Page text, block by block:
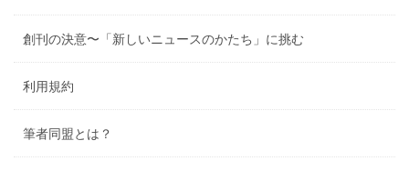
創刊の決意〜「新しいニュースのかたち」に挑む
利用規約
筆者同盟とは？